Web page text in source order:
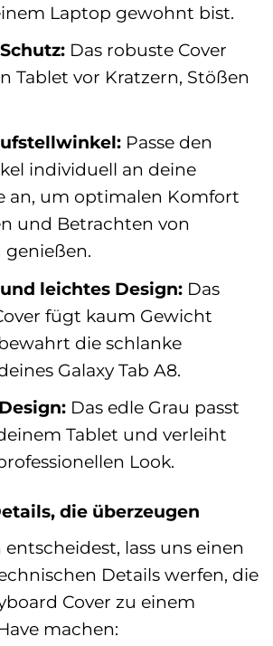
Laptop gewohnt bist.
Das robuste Cover
Tablet vor Kratzern, Stößen
Passe den
individuell an deine
an, um optimalen Komfort
und Betrachten von
genießen.
leichtes Design: Das
fügt kaum Gewicht
die schlanke
Galaxy Tab A8.
Das edle Grau passt
Tablet und verleiht
Look.
die überzeugen
lass uns einen
Details werfen, die
Cover zu einem
machen: